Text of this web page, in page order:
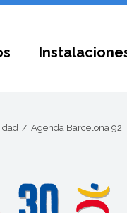
Agenda Barcelona 92